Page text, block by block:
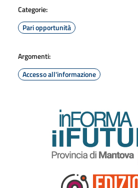
Categorie:
Pari opportunità
Argomenti:
Accesso all'informazione